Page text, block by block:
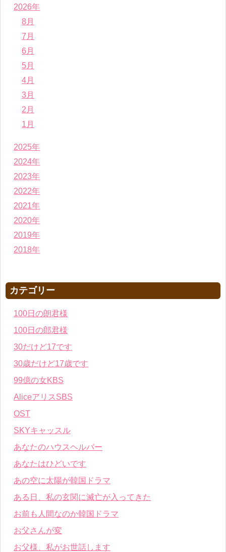
2026年
8月
7月
6月
5月
4月
3月
2月
1月
2025年
2024年
2023年
2022年
2021年
2020年
2019年
2018年
カテゴリー
100日の朗君様
100日の郎君様
30だけど17です
30歳だけど17歳です
99億の女KBS
AliceアリスSBS
OST
SKYキャッスル
あなたのハウスヘルパー
あなたはひどいです
あの空に太陽が韓国ドラマ
ある日、私の玄関に滅亡が入ってきた
お前も人間なのか韓国ドラマ
お父さんが変
お父様、私がお世話します